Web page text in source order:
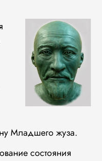
Младшего жуза.
состояния